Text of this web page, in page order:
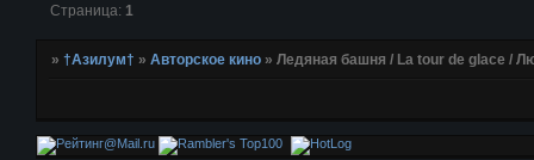
Страница: 1
»†Азилум† »Авторское кино »Ледяная башня / La tour de glace /